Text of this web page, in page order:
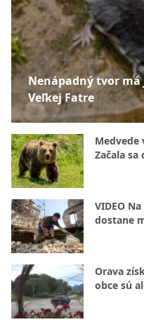
Nenápadný tvor
Veľkej Fatre
Začala
VIDEO
dostane
Orava
obce sú